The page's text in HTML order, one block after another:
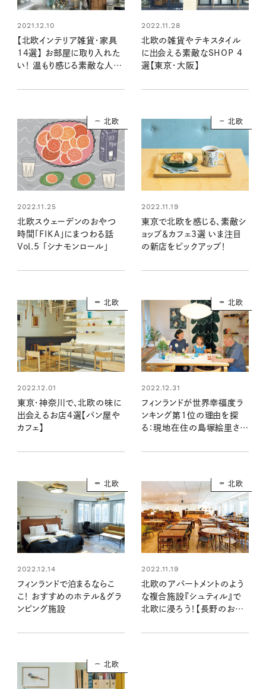
2021.12.10
【北欧インテリア雑貨・家具
14選】 お部屋に取り入れた
い！ 温もり感じる素敵な人た
2022.11.28
北欧の雑貨やテキスタイル
に出会える素敵なSHOP 4
選【東京・大阪】
北欧
2022.11.25
北欧スウェーデンのおやつ
時間「FIKA」にまつわる話
Vol.5 「シナモンロール」
北欧
2022.11.19
東京で北欧を感じる、素敵シ
ョップ＆カフェ3選 いま注目
の新店をピックアップ！
北欧
2022.12.01
東京・神奈川で、北欧の味に
出会えるお店4選【パン屋や
カフェ】
北欧
2022.12.31
フィンランドが世界幸福度ラ
ンキング第1位の理由を探
る：現地在住の島塚絵里さん
北欧
2022.12.14
フィンランドで泊まるならこ
こ！ おすすめのホテル＆グラ
ンピング施設
北欧
2022.11.19
北欧のアパートメントのよう
な複合施設『シュティル』で
北欧に浸ろう！【長野のおで
北欧